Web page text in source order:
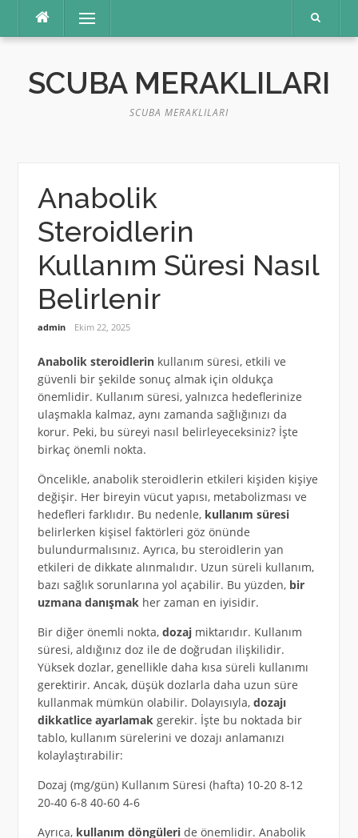
Menü
SCUBA MERAKLILARI
SCUBA MERAKLILARI
Anabolik
Steroidlerin
Kullanım Süresi Nasıl
Belirlenir
admin Ekim 22, 2025
Anabolik steroidlerinkullanım süresi, etkili ve
güvenli bir şekilde sonuç almak için oldukça
önemlidir. Kullanım süresi, yalnızca hedeflerinize
ulaşmakla kalmaz, aynı zamanda sağlığınızı da
korur. Peki, bu süreyi nasıl belirleyeceksiniz? İşte
birkaç önemli nokta.
Öncelikle, anabolik steroidlerin etkileri kişiden kişiye
değişir. Her bireyin vücut yapısı, metabolizması ve
hedefleri farklıdır. Bu nedenle, kullanım süresi
belirlerken kişisel faktörleri göz önünde
bulundurmalısınız. Ayrıca, bu steroidlerin yan
etkileri de dikkate alınmalıdır. Uzun süreli kullanım,
bazı sağlık sorunlarına yol açabilir. Bu yüzden, bir
uzmana danışmakher zaman en iyisidir.
Bir diğer önemli nokta, dozajmiktarıdır. Kullanım
süresi, aldığınız doz ile de doğrudan ilişkilidir.
Yüksek dozlar, genellikle daha kısa süreli kullanımı
gerektirir. Ancak, düşük dozlarla daha uzun süre
kullanmak mümkün olabilir. Dolayısıyla, dozajı
dikkatlice ayarlamakgerekir. İşte bu noktada bir
tablo, kullanım sürelerini ve dozajı anlamanızı
kolaylaştırabilir:
Dozaj (mg/gün) Kullanım Süresi (hafta) 10-20 8-12
20-40 6-8 40-60 4-6
Ayrıca, kullanım döngüleride önemlidir. Anabolik